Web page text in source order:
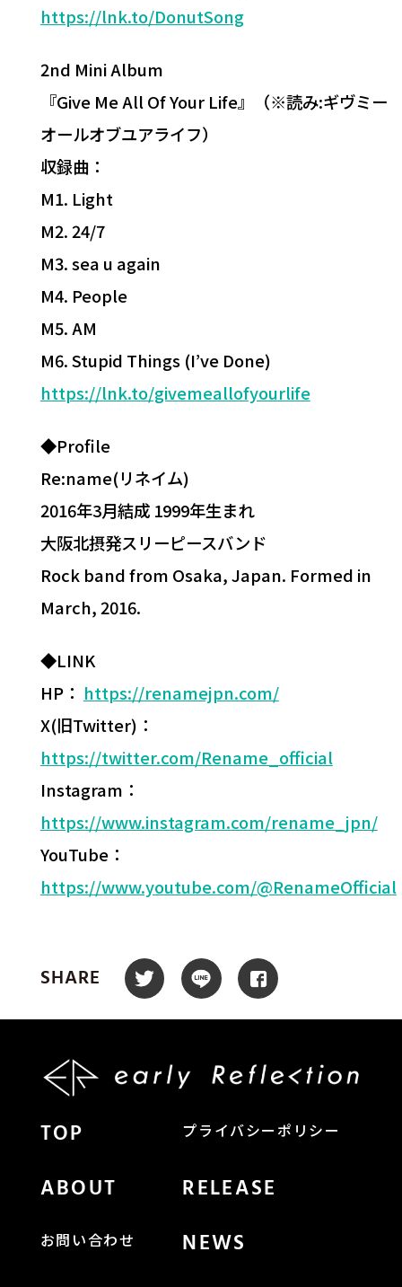
https://lnk.to/DonutSong
2nd Mini Album
『Give Me All Of Your Life』（※読み:ギヴミー
オールオブユアライフ）
収録曲：
M1. Light
M2. 24/7
M3. sea u again
M4. People
M5. AM
M6. Stupid Things (I’ve Done)
https://lnk.to/givemeallofyourlife
◆Profile
Re:name(リネイム)
2016年3月結成 1999年生まれ
大阪北摂発スリーピースバンド
Rock band from Osaka, Japan. Formed in
March, 2016.
◆LINK
HP： https://renamejpn.com/
X(旧Twitter)：
https://twitter.com/Rename_official
Instagram：
https://www.instagram.com/rename_jpn/
YouTube：
https://www.youtube.com/@RenameOfficial
SHARE
TOP プライバシーポリシー
ABOUT RELEASE
お問い合わせ NEWS